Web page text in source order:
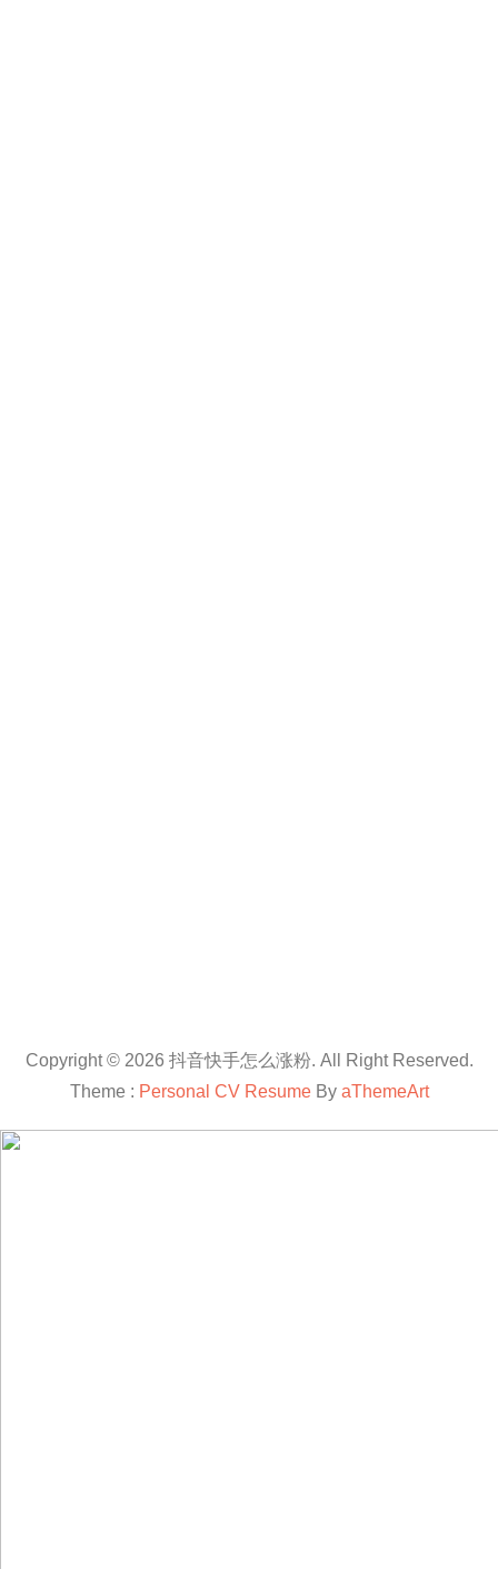
Copyright © 2026 抖音快手怎么涨粉. All Right Reserved.
Theme : Personal CV ResumeBy aThemeArt